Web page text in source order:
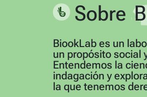
Sobre
BiookLab es un
un propósito social
Entendemos la
indagación y
la que tenemos